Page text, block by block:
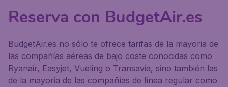
Reserva con BudgetAir.es
BudgetAir.es no sólo te ofrece tarifas de la mayoria de
las compañías aéreas de bajo coste conocidas como
Ryanair, Easyjet, Vueling o Transavia, sino también las
de la mayoria de las compañías de línea regular como